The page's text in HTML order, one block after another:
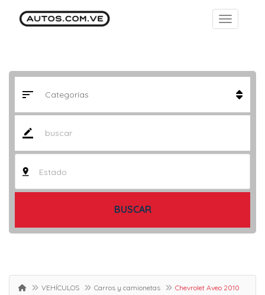
Estado
BUSCAR
VEHÍCULOS Carros y camionetas Chevrolet Aveo 2010